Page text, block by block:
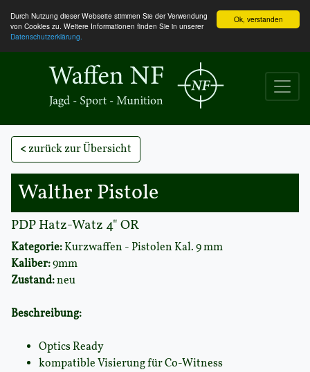
Ok, verstanden
Durch Nutzung dieser Webseite stimmen Sie der Verwendung
von Cookies zu. Weitere Informationen finden Sie in unserer
Datenschutzerklärung.
<zurück zur Übersicht
Walther Pistole
PDP Hatz-Watz 4" OR
Kategorie:Kurzwaffen - Pistolen Kal. 9 mm
Kaliber:9mm
Zustand:neu
Beschreibung:
Optics Ready
kompatible Visierung für Co-Witness